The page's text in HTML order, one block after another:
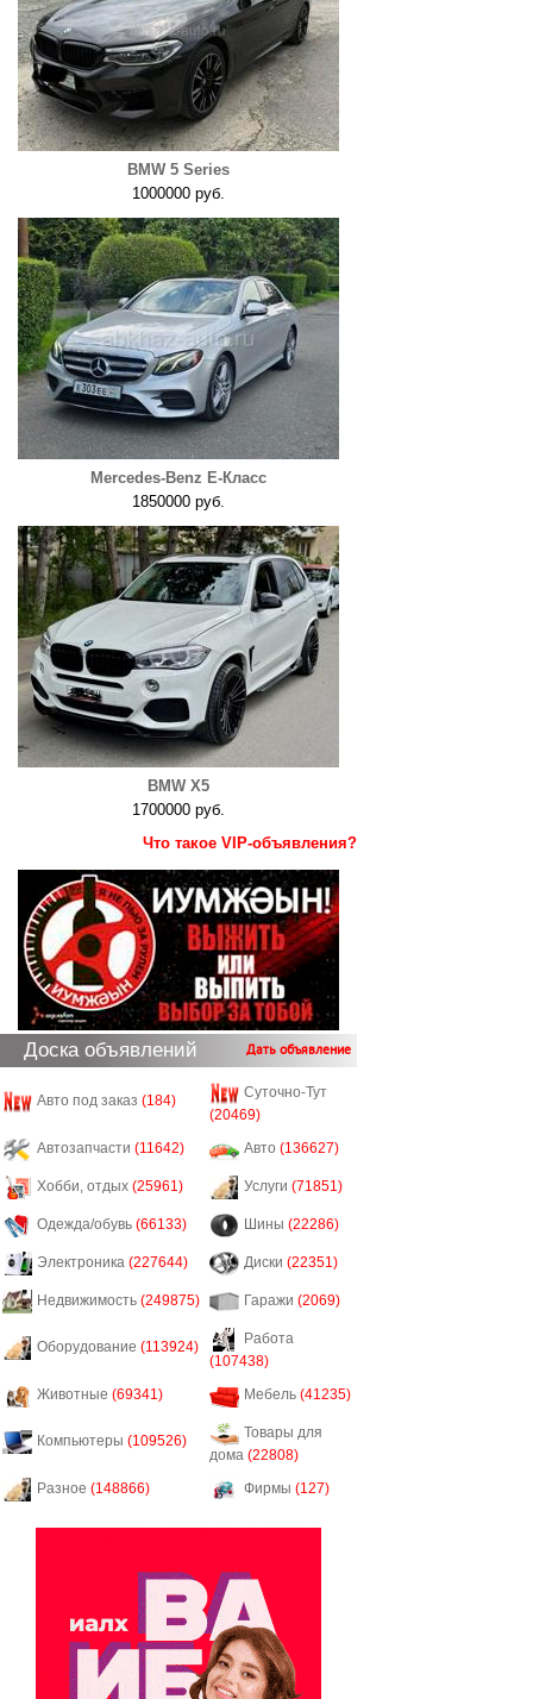
BMW 5 Series
1000000 руб.
Mercedes-Benz E-Класс
1850000 руб.
BMW X5
1700000 руб.
Что такое VIP-объявления?
Доска объявлений Дать объявление
Авто под заказ (184)
Суточно-Тут
(20469)
Автозапчасти (11642) Авто (136627)
Хобби, отдых (25961) Услуги (71851)
Одежда/обувь (66133) Шины (22286)
Электроника (227644) Диски (22351)
Недвижимость (249875) Гаражи (2069)
Оборудование (113924)
Работа
(107438)
Животные (69341) Мебель (41235)
Компьютеры (109526)
Товары для
дома (22808)
Разное (148866) Фирмы (127)